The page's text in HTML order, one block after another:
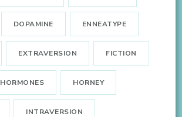
DOPAMINE ENNEATYPE
EXTRAVERSION FICTION
HORMONES HORNEY
INTRAVERSION